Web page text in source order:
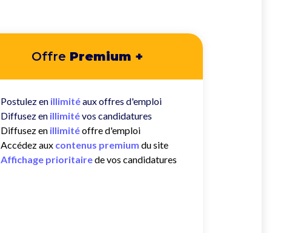
Offre Premium +
Postulez en illimitéaux offres d'emploi
Diffusez en illimitévos candidatures
Diffusez en illimitéoffre d'emploi
Accédez aux contenus premium du site
Affichage prioritairede vos candidatures